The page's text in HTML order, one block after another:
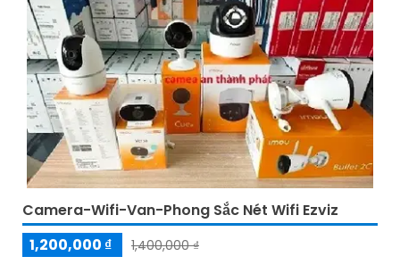
Camera-Wifi-Van-Phong Sắc Nét Wifi Ezviz
1,200,000 ₫
1,400,000 ₫